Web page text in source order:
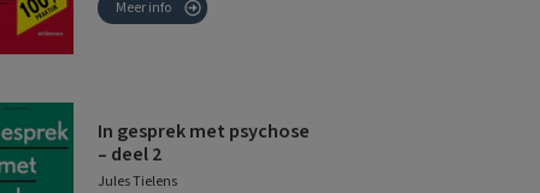
Meer info
In gesprek met psychose
– deel 2
Jules Tielens